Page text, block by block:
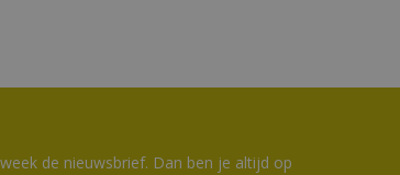
de nieuwsbrief. Dan ben je altijd op